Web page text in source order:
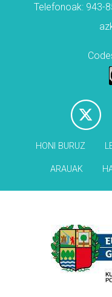
Telefonoak: 943-
HONI BURUZ
ARAUAK